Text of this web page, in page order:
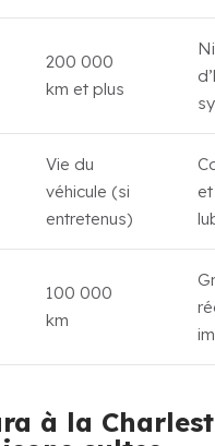
200 000
km et plus
Vie du
véhicule (si
entretenus)
et
100 000
km
à la